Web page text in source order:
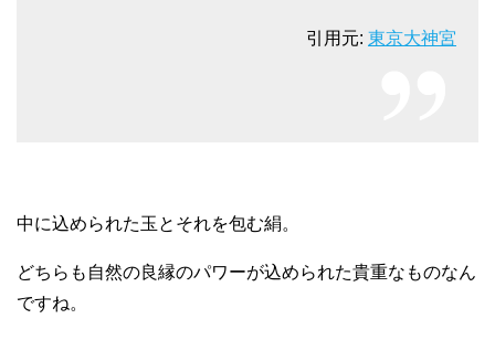
引用元: 東京大神宮
中に込められた玉とそれを包む絹。
どちらも自然の良縁のパワーが込められた貴重なものなん
ですね。